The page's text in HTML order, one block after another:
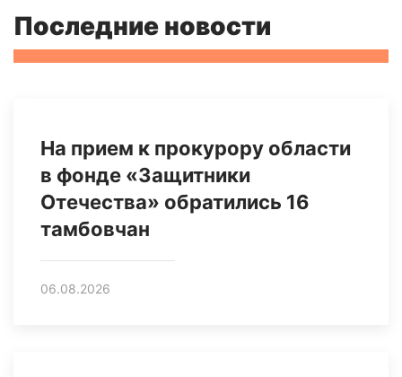
Последние новости
На прием к прокурору области
в фонде «Защитники
Отечества» обратились 16
тамбовчан
06.08.2026